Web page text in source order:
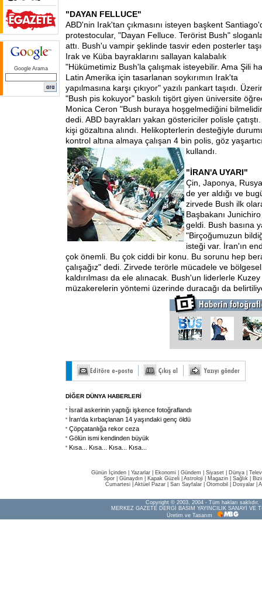
Google Arama
"DAYAN FELLUCE"
ABD'nin Irak'tan çıkmasını isteyen başkent
protestocular, "Dayan Felluce. Terörist Bush"
attı. Bush'u vampir şeklinde tasvir eden posterler
Irak ve Küba bayraklarını sallayan kalabalık
"Hükümetimiz Bush'la çalışmak isteyebilir. Ama Şili
Latin Amerika için tasarlanan soykırımın Irak'ta
yapılmasına karşı çıkıyor" yazılı pankart taşıdı.
"Bush pis kokuyor" baskılı tişört giyen üniversite
Monica Ceron "Bush buraya hoşgelmediğini
dedi. ABD bayrakları yakan göstericiler polisle
kişi gözaltına alındı. Helikopterlerin desteğiyle
kontrol altına almaya çalışan 4 bin polis, göz
kullandı.
"İRAN'A UYARI"
Çin, Japonya,
de yer aldığı ve
zirvede Bush ilk
Başbakanı
geldi. Bush basına
"Birçoğumuzun
isteği var. İran'ın
çok önemli. Bu çok ciddi bir konu. Bu sorunu hep
çalışağız" dedi. Zirvede terörle mücadele ve
kaldırılması da ele alınacak. Bush'un liderlerle
müzakerelerin yöntemi üzerinde duracağı da
DİĞER DÜNYA HABERLERİ
İsrail askerinin yaptığı işkence fotoğraflandı
İran'da kırbaçlanan 14 yaşındaki genç öldü
Çöpçatanlığa rekor ceza
Gölün ismi kendinden büyük
Kısa... Kısa... Kısa... Kısa...
Günün İçinden Yazarlar Ekonomi Gündem Siyaset Dünya |
Spor
Günaydın Kapak Güzeli Astroloji Magazin Sağlık
Cumartesi| Aktüel Pazar| Sarı Sayfalar| Otomobil Dosyalar|
Copyright © 2003, 2004 - Tüm hakları saklıdır.
MERKEZ GAZETE DERGİ BASIM YAYINCILIK SANAYİ VE
Üretim ve Tasarım